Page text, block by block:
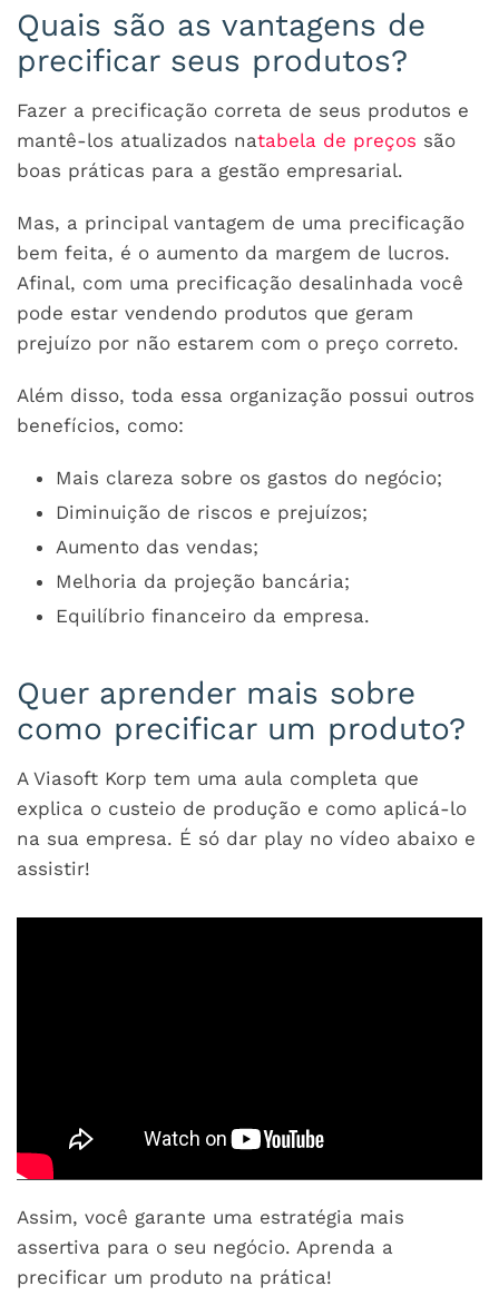
Quais são as vantagens de
precificar seus produtos?
Fazer a precificação correta de seus produtos e
mantê-los atualizados natabela de preços são
boas práticas para a gestão empresarial.
Mas, a principal vantagem de uma precificação
bem feita, é o aumento da margem de lucros.
Afinal, com uma precificação desalinhada você
pode estar vendendo produtos que geram
prejuízo por não estarem com o preço correto.
Além disso, toda essa organização possui outros
benefícios, como:
Mais clareza sobre os gastos do negócio;
Diminuição de riscos e prejuízos;
Aumento das vendas;
Melhoria da projeção bancária;
Equilíbrio financeiro da empresa.
Quer aprender mais sobre
como precificar um produto?
A Viasoft Korp tem uma aula completa que
explica o custeio de produção e como aplicá-lo
na sua empresa. É só dar play no vídeo abaixo e
assistir!
Assim, você garante uma estratégia mais
assertiva para o seu negócio. Aprenda a
precificar um produto na prática!